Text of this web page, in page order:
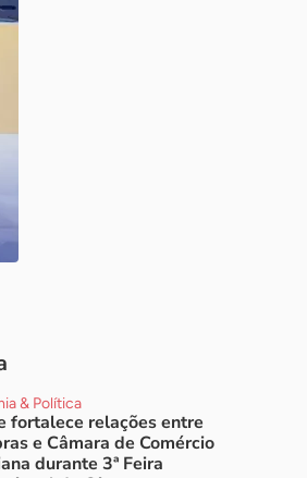
& Política
fortalece relações entre
e Câmara de Comércio
durante 3ª Feira